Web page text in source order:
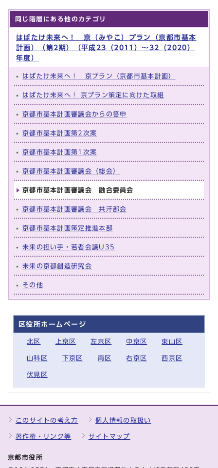
同じ階層にある他のカテゴリ
はばたけ未来へ！ 京（みやこ）プラン（京都市基本
計画）（第2期）（平成23（2011）～32（2020）
年度）
はばたけ未来へ！ 京プラン（京都市基本計画）
はばたけ未来へ！ 京プラン策定に向けた取組
京都市基本計画審議会からの答申
京都市基本計画第2次案
京都市基本計画第1次案
京都市基本計画審議会（総会）
京都市基本計画審議会 融合委員会
京都市基本計画審議会 共汗部会
京都市基本計画策定推進本部
未来の担い手・若者会議U35
未来の京都創造研究会
その他
区役所ホームページ
北区 上京区 左京区 中京区 東山区
山科区 下京区 南区 右京区 西京区
伏見区
このサイトの考え方 個人情報の取扱い
著作権・リンク等 サイトマップ
京都市役所